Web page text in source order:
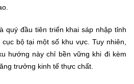
quý đầu tiên triển khai sáp nhập tỉnh
bộ tại một số khu vực. Tuy nhiên,
hướng này chỉ bền vững khi đi kèm
trưởng kinh tế thực chất.